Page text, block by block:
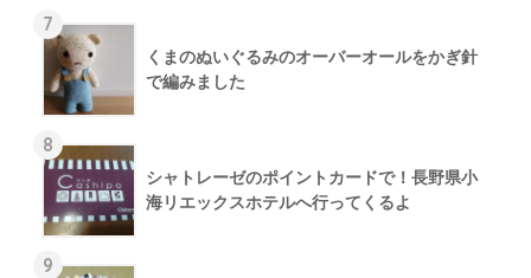
7
くまのぬいぐるみのオーバーオールをかぎ針
で編みました
8
シャトレーゼのポイントカードで！長野県小
海リエックスホテルへ行ってくるよ
9